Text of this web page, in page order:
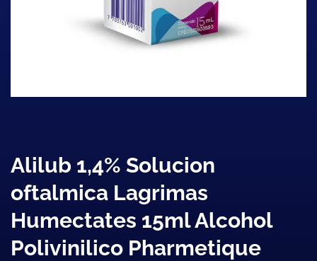
Alilub 1,4% Solucion
oftalmica Lagrimas
Humectates 15ml Alcohol
Polivinilico Pharmetique